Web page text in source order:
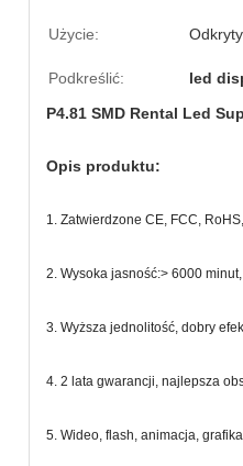
Użycie: Odkryty
Podkreślić: led
P4.81 SMD Rental Led
Opis produktu:
1. Zatwierdzone CE, FCC,
2. Wysoka jasność:> 6000
3. Wyższa jednolitość, dobry
4. 2 lata gwarancji, najlepsza
5. Wideo, flash, animacja,